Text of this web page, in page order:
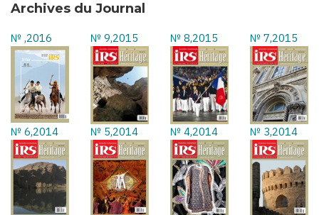
Archives du Journal
№ ,2016 № 9,2015 № 8,2015 № 7,2015
№ 6,2014 № 5,2014 № 4,2014 № 3,2014